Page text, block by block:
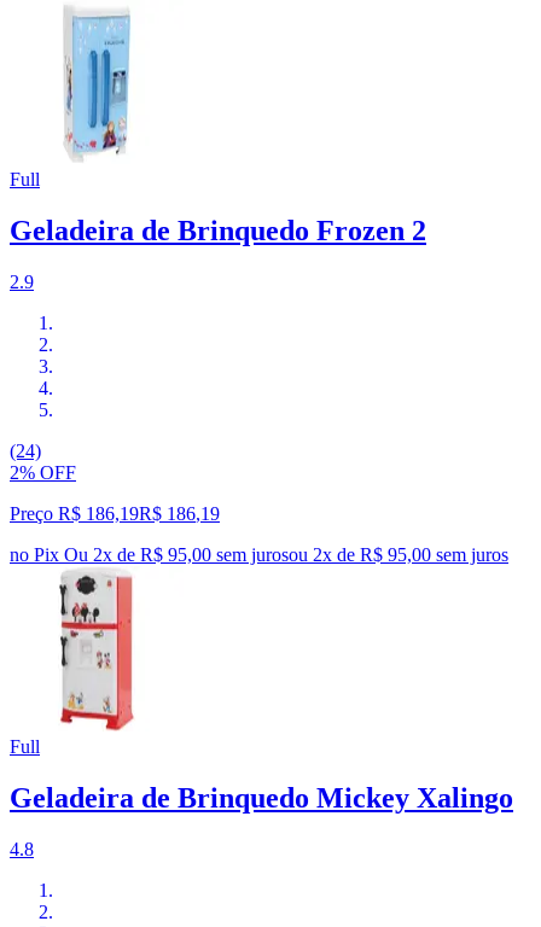
Full
Geladeira de Brinquedo Frozen 2
2.9
(24)
2% OFF
Preço R$ 186,19R$ 186,19
no Pix Ou 2x de R$ 95,00 sem jurosou 2x de R$ 95,00 sem juros
Full
Geladeira de Brinquedo Mickey Xalingo
4.8